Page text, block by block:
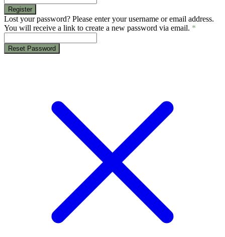
Register
Lost your password? Please enter your username or email address.
You will receive a link to create a new password via email. *
Reset Password